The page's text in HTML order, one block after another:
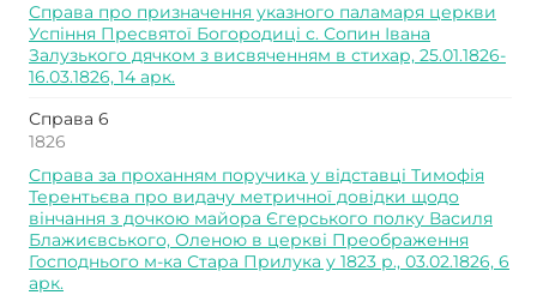
Справа про призначення указного паламаря церкви
Успіння Пресвятої Богородиці с. Сопин Івана
Залузького дячком з висвяченням в стихар, 25.01.1826-
16.03.1826, 14 арк.
Справа 6
1826
Справа за проханням поручика у відставці Тимофія
Терентьєва про видачу метричної довідки щодо
вінчання з дочкою майора Єгерського полку Василя
Блажиєвського, Оленою в церкві Преображення
Господнього м-ка Стара Прилука у 1823 р., 03.02.1826, 6
арк.